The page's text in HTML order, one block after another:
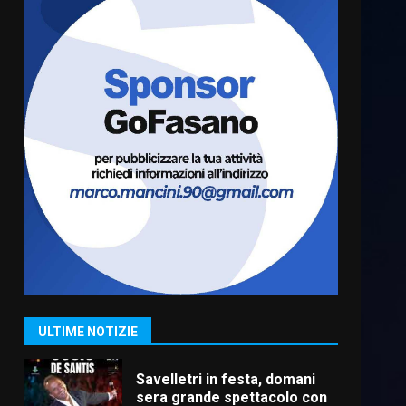
ULTIME NOTIZIE
Fasanese ferito a colpi di
arma da fuoco
6 Agosto 2026 18:13
7
Carta d’identità: continua il
piano di aperture
straordinarie del Comune di
Fasano
6 Agosto 2026 14:16
1
La Banda Città di Fasano apre
ufficialmente la Festa di
Savelletri in festa, domani
sera grande spettacolo con